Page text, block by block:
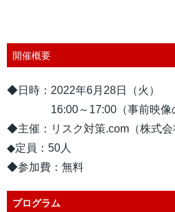
開催概要
◆日時：2022年6月28日（火）
16:00～17:00（事前映像
◆主催：リスク対策.com（株式会
◆定員：50人
◆参加費：無料
プログラム